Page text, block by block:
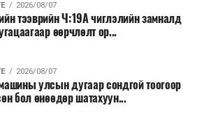
2026/08/07
тээврийн Ч:19А чиглэлийн замналд
өөрчлөлт ор...
2026/08/07
улсын дугаар сондгой тоогоор
бол өнөөдөр шатахуун...